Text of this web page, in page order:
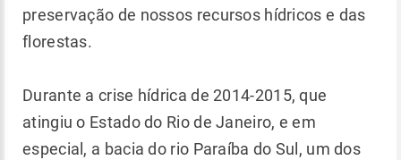
preservação de nossos recursos hídricos e das
florestas.
Durante a crise hídrica de 2014-2015, que
atingiu o Estado do Rio de Janeiro, e em
especial, a bacia do rio Paraíba do Sul, um dos